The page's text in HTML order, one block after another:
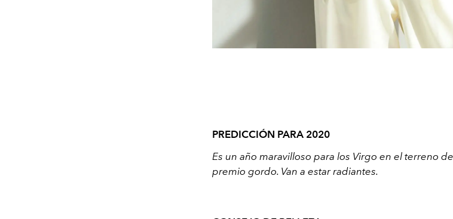
PREDICCIÓN PARA 2020
Es un año maravilloso para los Virgo en el terreno
premio gordo. Van a estar radiantes.